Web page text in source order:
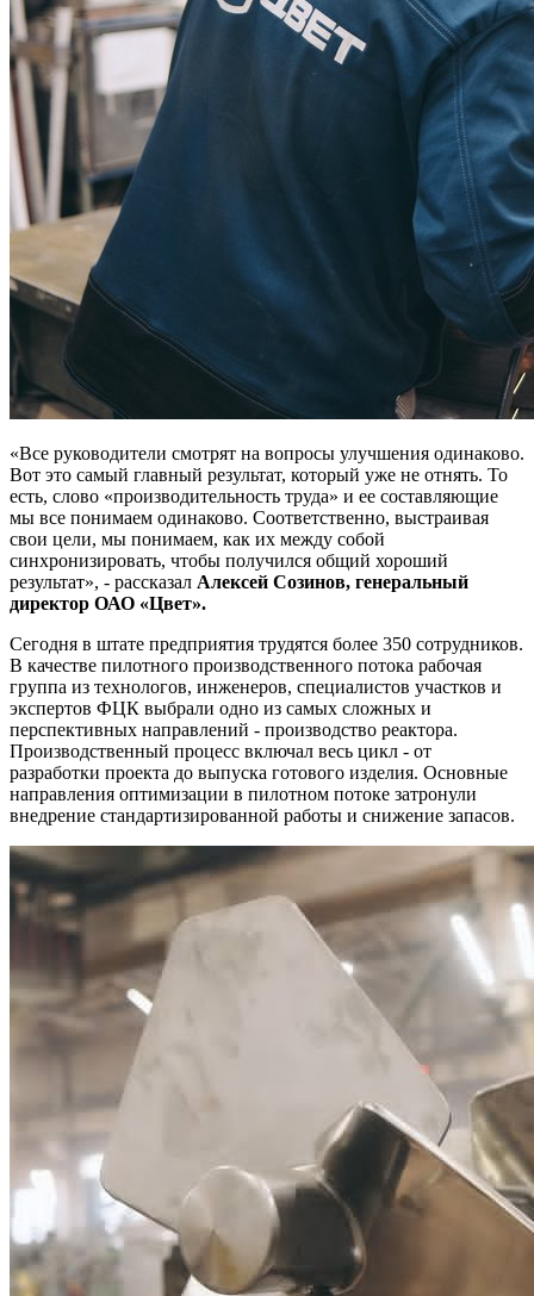
«Все руководители смотрят на вопросы улучшения одинаково.
Вот это самый главный результат, который уже не отнять. То
есть, слово «производительность труда» и ее составляющие
мы все понимаем одинаково. Соответственно, выстраивая
свои цели, мы понимаем, как их между собой
синхронизировать, чтобы получился общий хороший
результат», - рассказал Алексей Созинов, генеральный
директор ОАО «Цвет».
Сегодня в штате предприятия трудятся более 350 сотрудников.
В качестве пилотного производственного потока рабочая
группа из технологов, инженеров, специалистов участков и
экспертов ФЦК выбрали одно из самых сложных и
перспективных направлений - производство реактора.
Производственный процесс включал весь цикл - от
разработки проекта до выпуска готового изделия. Основные
направления оптимизации в пилотном потоке затронули
внедрение стандартизированной работы и снижение запасов.